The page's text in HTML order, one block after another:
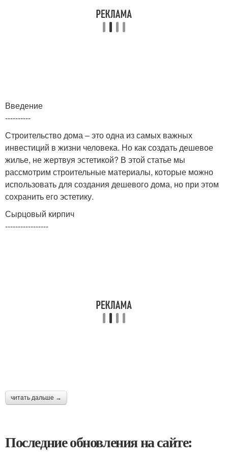
Введение
----------
Строительство дома – это одна из самых важных
инвестиций в жизни человека. Но как создать дешевое
жилье, не жертвуя эстетикой? В этой статье мы
рассмотрим строительные материалы, которые можно
использовать для создания дешевого дома, но при этом
сохранить его эстетику.
Сырцовый кирпич
-----------------
читать дальше →
Последние обновления на сайте: